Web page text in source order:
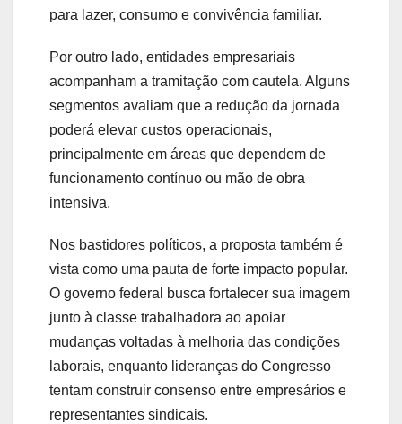
para lazer, consumo e convivência familiar.
Por outro lado, entidades empresariais
acompanham a tramitação com cautela. Alguns
segmentos avaliam que a redução da jornada
poderá elevar custos operacionais,
principalmente em áreas que dependem de
funcionamento contínuo ou mão de obra
intensiva.
Nos bastidores políticos, a proposta também é
vista como uma pauta de forte impacto popular.
O governo federal busca fortalecer sua imagem
junto à classe trabalhadora ao apoiar
mudanças voltadas à melhoria das condições
laborais, enquanto lideranças do Congresso
tentam construir consenso entre empresários e
representantes sindicais.